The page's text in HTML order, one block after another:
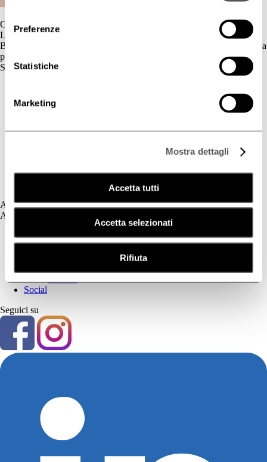
consenso
Preferenze
Statistiche
Marketing
Mostra dettagli
Accetta tutti
Accetta selezionati
Rifiuta
Contatti
L'azienda
BIOGENA è un’azienda cosmetica la cui gamma di prodotti è dedicata
principalmente al benessere della pelle.
Skincare
Couperose e Rosacea
Deodorazione
Dermatite Seborroica
Secchezza Cutanea
Assistenza
Assistenza
Prima Parte
Privacy Policy
Social
Seguici su